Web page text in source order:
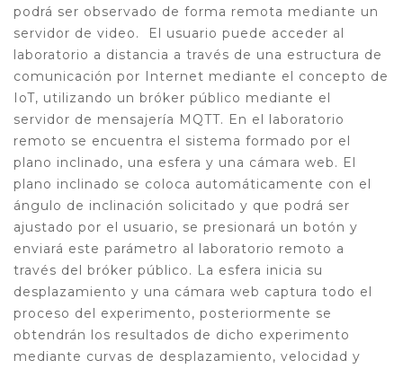
podrá ser observado de forma remota mediante un
servidor de video.
El usuario puede acceder al
laboratorio a distancia a través de una estructura de
comunicación por Internet mediante el concepto de
IoT, utilizando un bróker público mediante el
servidor de mensajería MQTT. En el laboratorio
remoto se encuentra el sistema formado por el
plano inclinado, una esfera y una cámara web. El
plano inclinado se coloca automáticamente con el
ángulo de inclinación solicitado y que podrá ser
ajustado por el usuario, se presionará un botón y
enviará este parámetro al laboratorio remoto a
través del bróker público. La esfera inicia su
desplazamiento y una cámara web captura todo el
proceso del experimento, posteriormente se
obtendrán los resultados de dicho experimento
mediante curvas de desplazamiento, velocidad y